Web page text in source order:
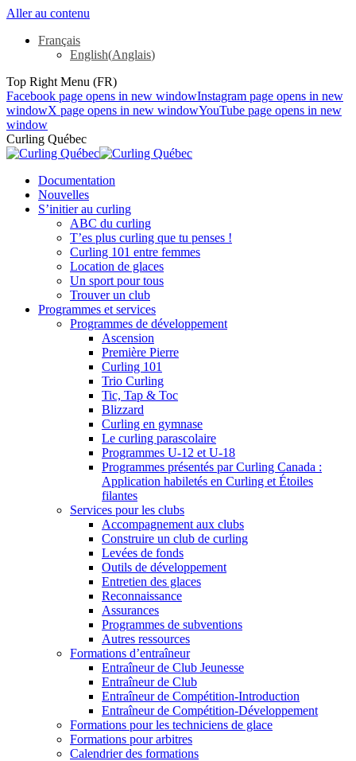
Aller au contenu
Français
English(Anglais)
Top Right Menu (FR)
Facebook page opens in new windowInstagram page opens in new
windowX page opens in new windowYouTube page opens in new
window
Curling Québec
Documentation
Nouvelles
S’initier au curling
ABC du curling
T’es plus curling que tu penses !
Curling 101 entre femmes
Location de glaces
Un sport pour tous
Trouver un club
Programmes et services
Programmes de développement
Ascension
Première Pierre
Curling 101
Trio Curling
Tic, Tap & Toc
Blizzard
Curling en gymnase
Le curling parascolaire
Programmes U-12 et U-18
Programmes présentés par Curling Canada :
Application habiletés en Curling et Étoiles
filantes
Services pour les clubs
Accompagnement aux clubs
Construire un club de curling
Levées de fonds
Outils de développement
Entretien des glaces
Reconnaissance
Assurances
Programmes de subventions
Autres ressources
Formations d’entraîneur
Entraîneur de Club Jeunesse
Entraîneur de Club
Entraîneur de Compétition-Introduction
Entraîneur de Compétition-Développement
Formations pour les techniciens de glace
Formations pour arbitres
Calendrier des formations